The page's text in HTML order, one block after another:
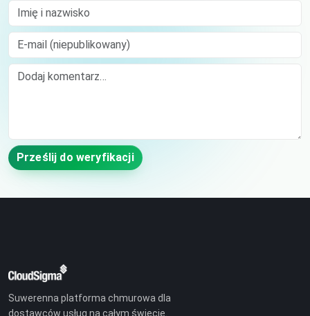
Imię i nazwisko
E-mail (niepublikowany)
Comment
Prześlij do weryfikacji
Suwerenna platforma chmurowa dla
dostawców usług na całym świecie.